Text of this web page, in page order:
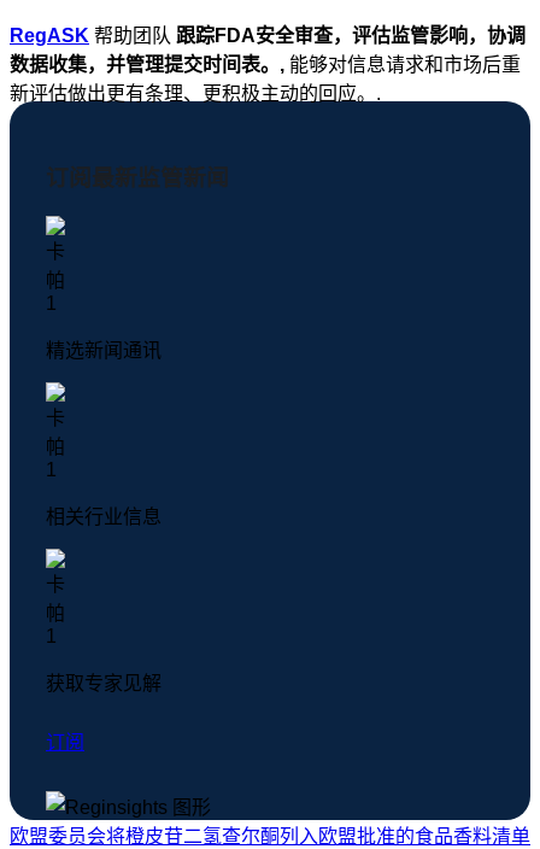
RegASK 帮助团队 跟踪FDA安全审查，评估监管影响，协调
数据收集，并管理提交时间表。, 能够对信息请求和市场后重
新评估做出更有条理、更积极主动的回应。.
订阅最新监管新闻
精选新闻通讯
相关行业信息
获取专家见解
订阅
欧盟委员会将橙皮苷二氢查尔酮列入欧盟批准的食品香料清单